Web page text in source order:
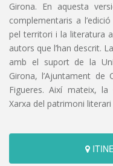
Girona. En aquesta
complementaris a
pel territori i la literatura
autors que l’han descrit.
amb el suport de la
Girona, l’Ajuntament de
Figueres. Així mateix, la
Xarxa del patrimoni literari